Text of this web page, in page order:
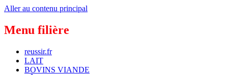
Aller au contenu principal
Menu filière
reussir.fr
LAIT
BOVINS VIANDE